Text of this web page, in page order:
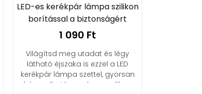
LED-es kerékpár lámpa szilikon
borítással a biztonságért
1 090 Ft
Világítsd meg utadat és légy
látható éjszaka is ezzel a LED
kerékpár lámpa szettel, gyorsan
felszerelhető, rugalmas szilikon